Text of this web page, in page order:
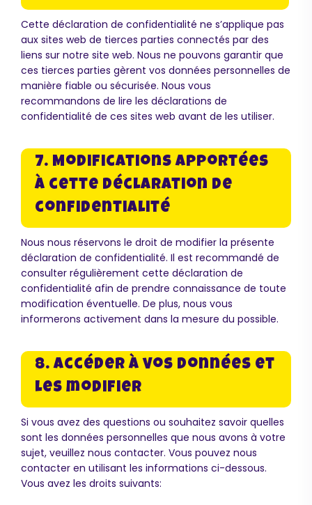
Cette déclaration de confidentialité ne s’applique pas
aux sites web de tierces parties connectés par des
liens sur notre site web. Nous ne pouvons garantir que
ces tierces parties gèrent vos données personnelles de
manière fiable ou sécurisée. Nous vous
recommandons de lire les déclarations de
confidentialité de ces sites web avant de les utiliser.
7. Modifications apportées
à cette déclaration de
confidentialité
Nous nous réservons le droit de modifier la présente
déclaration de confidentialité. Il est recommandé de
consulter régulièrement cette déclaration de
confidentialité afin de prendre connaissance de toute
modification éventuelle. De plus, nous vous
informerons activement dans la mesure du possible.
8. Accéder à vos données et
les modifier
Si vous avez des questions ou souhaitez savoir quelles
sont les données personnelles que nous avons à votre
sujet, veuillez nous contacter. Vous pouvez nous
contacter en utilisant les informations ci-dessous.
Vous avez les droits suivants: